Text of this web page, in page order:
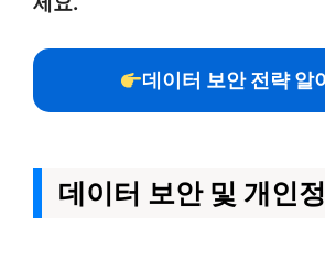
데이터 보안 전략 알
데이터 보안 및 개인